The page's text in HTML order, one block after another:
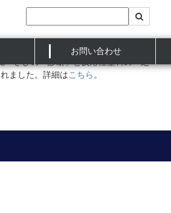
お問い合わせ
ました。詳細はこちら 。